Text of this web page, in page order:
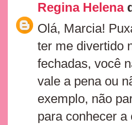
Regina Helena
Olá, Marcia!
ter me divertido
fechadas, você
vale a pena ou
exemplo, não
para conhecer